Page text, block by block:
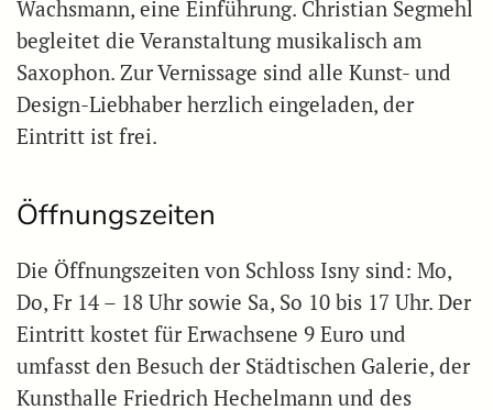
Wachsmann, eine Einführung. Christian Segmehl
begleitet die Veranstaltung musikalisch am
Saxophon. Zur Vernissage sind alle Kunst- und
Design-Liebhaber herzlich eingeladen, der
Eintritt ist frei.
Öffnungszeiten
Die Öffnungszeiten von Schloss Isny sind: Mo,
Do, Fr 14 – 18 Uhr sowie Sa, So 10 bis 17 Uhr. Der
Eintritt kostet für Erwachsene 9 Euro und
umfasst den Besuch der Städtischen Galerie, der
Kunsthalle Friedrich Hechelmann und des